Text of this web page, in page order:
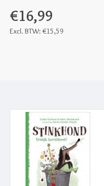
€16,99
Excl. BTW: €15,59